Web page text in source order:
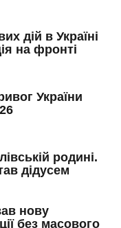
дій в Україні
на фронті
України
родині.
дідусем
нову
без масового